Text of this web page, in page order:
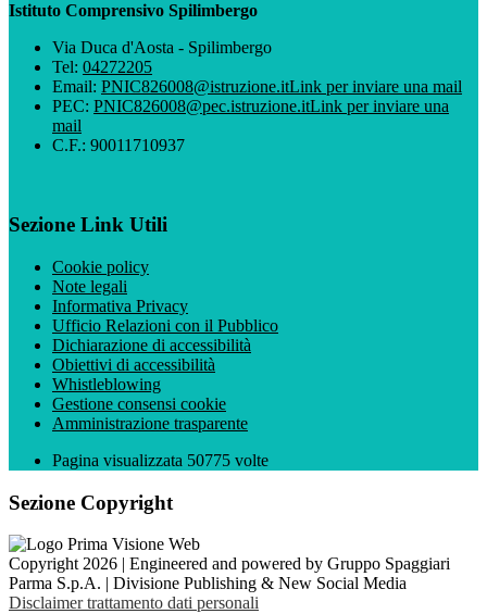
Istituto Comprensivo Spilimbergo
Via Duca d'Aosta - Spilimbergo
Tel: 04272205
Email: PNIC826008@istruzione.itLink per inviare una mail
PEC: PNIC826008@pec.istruzione.itLink per inviare una
mail
C.F.: 90011710937
Sezione Link Utili
Cookie policy
Note legali
Informativa Privacy
Ufficio Relazioni con il Pubblico
Dichiarazione di accessibilità
Obiettivi di accessibilità
Whistleblowing
Gestione consensi cookie
Amministrazione trasparente
Pagina visualizzata 50775 volte
Sezione Copyright
Copyright 2026 | Engineered and powered by Gruppo Spaggiari
Parma S.p.A. | Divisione Publishing & New Social Media
Disclaimer trattamento dati personali